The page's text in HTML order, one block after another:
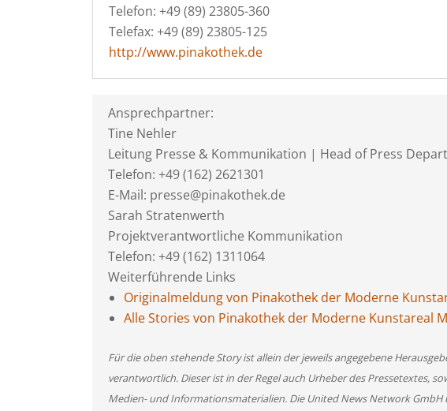
Telefon: +49 (89) 23805-360
Telefax: +49 (89) 23805-125
http://www.pinakothek.de
Ansprechpartner:
Tine Nehler
Leitung Presse & Kommunikation | Head of Press
Telefon: +49 (162) 2621301
E-Mail: presse@pinakothek.de
Sarah Stratenwerth
Projektverantwortliche Kommunikation
Telefon: +49 (162) 1311064
Weiterführende Links
Originalmeldung von Pinakothek der Moderne
Alle Stories von Pinakothek der Moderne Kunstareal
Für die oben stehende Story ist allein der jeweils angegebene
verantwortlich. Dieser ist in der Regel auch Urheber des Pressetextes,
Medien- und Informationsmaterialien. Die United News Network